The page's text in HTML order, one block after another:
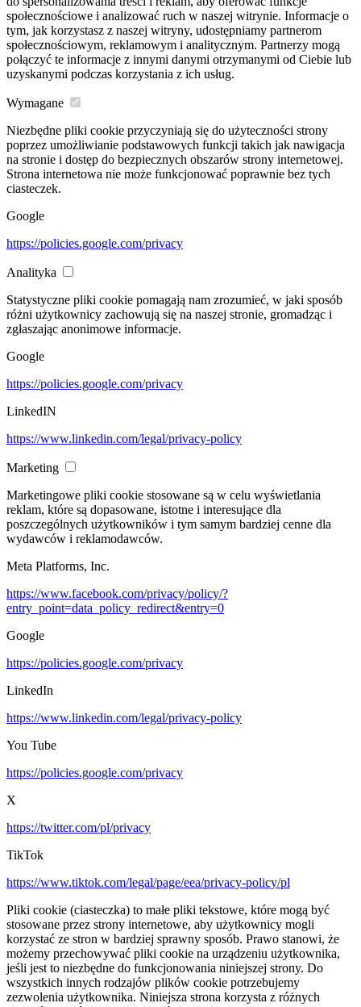
społecznościowe i analizować ruch w naszej witrynie. Informacje o
tym, jak korzystasz z naszej witryny, udostępniamy partnerom
społecznościowym, reklamowym i analitycznym. Partnerzy mogą
połączyć te informacje z innymi danymi otrzymanymi od Ciebie lub
uzyskanymi podczas korzystania z ich usług.
Wymagane
Niezbędne pliki cookie przyczyniają się do użyteczności strony
poprzez umożliwianie podstawowych funkcji takich jak nawigacja
na stronie i dostęp do bezpiecznych obszarów strony internetowej.
Strona internetowa nie może funkcjonować poprawnie bez tych
ciasteczek.
Google
https://policies.google.com/privacy
Analityka
Statystyczne pliki cookie pomagają nam zrozumieć, w jaki sposób
różni użytkownicy zachowują się na naszej stronie, gromadząc i
zgłaszając anonimowe informacje.
Google
https://policies.google.com/privacy
LinkedIN
https://www.linkedin.com/legal/privacy-policy
Marketing
Marketingowe pliki cookie stosowane są w celu wyświetlania
reklam, które są dopasowane, istotne i interesujące dla
poszczególnych użytkowników i tym samym bardziej cenne dla
wydawców i reklamodawców.
Meta Platforms, Inc.
https://www.facebook.com/privacy/policy/?
entry_point=data_policy_redirect&entry=0
Google
https://policies.google.com/privacy
LinkedIn
https://www.linkedin.com/legal/privacy-policy
You Tube
https://policies.google.com/privacy
X
https://twitter.com/pl/privacy
TikTok
https://www.tiktok.com/legal/page/eea/privacy-policy/pl
Pliki cookie (ciasteczka) to małe pliki tekstowe, które mogą być
stosowane przez strony internetowe, aby użytkownicy mogli
korzystać ze stron w bardziej sprawny sposób. Prawo stanowi, że
możemy przechowywać pliki cookie na urządzeniu użytkownika,
jeśli jest to niezbędne do funkcjonowania niniejszej strony. Do
wszystkich innych rodzajów plików cookie potrzebujemy
zezwolenia użytkownika. Niniejsza strona korzysta z różnych